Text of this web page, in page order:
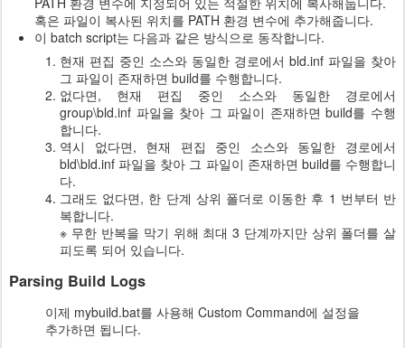
혹은 파일이 복사된 위치를 PATH 환경 변수에 추가해줍니다.
이 batch script는 다음과 같은 방식으로 동작합니다.
현재 편집 중인 소스와 동일한 경로에서 bld.inf 파일을 찾아
그 파일이 존재하면 build를 수행합니다.
없다면, 현재 편집 중인 소스와 동일한 경로에서
group\bld.inf 파일을 찾아 그 파일이 존재하면 build를 수행
합니다.
역시 없다면, 현재 편집 중인 소스와 동일한 경로에서
bld\bld.inf 파일을 찾아 그 파일이 존재하면 build를 수행합니
다.
그래도 없다면, 한 단계 상위 폴더로 이동한 후 1 번부터 반
복합니다.
※ 무한 반복을 막기 위해 최대 3 단계까지만 상위 폴더를 살
피도록 되어 있습니다.
Parsing Build Logs
이제 mybuild.bat를 사용해 Custom Command에 설정을
추가하면 됩니다.